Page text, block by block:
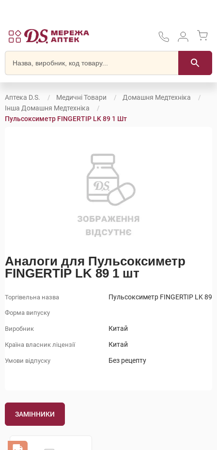
Аптека D.S. Медичні Товари
Домашня Медтехніка
Інша Домашня Медтехніка
Пульсоксиметр FINGERTIP LK 89 1 Шт
Аналоги для Пульсоксиметр
FINGERTIP LK 89 1 шт
Торгівельна назва Пульсоксиметр FINGERTIP LK 89
Форма випуску
Виробник Китай
Країна власник ліцензії Китай
Умови відпуску Без рецепту
ЗАМІННИКИ